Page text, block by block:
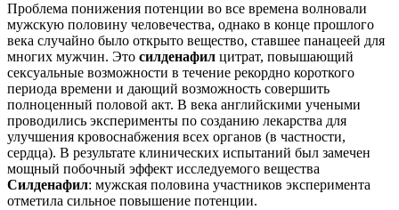
Проблема понижения потенции во все времена волновали
мужскую половину человечества, однако в конце прошлого
века случайно было открыто вещество, ставшее панацеей для
многих мужчин. Это силденафил цитрат, повышающий
сексуальные возможности в течение рекордно короткого
периода времени и дающий возможность совершить
полноценный половой акт. В века английскими учеными
проводились эксперименты по созданию лекарства для
улучшения кровоснабжения всех органов (в частности,
сердца). В результате клинических испытаний был замечен
мощный побочный эффект исследуемого вещества
Силденафил: мужская половина участников эксперимента
отметила сильное повышение потенции.